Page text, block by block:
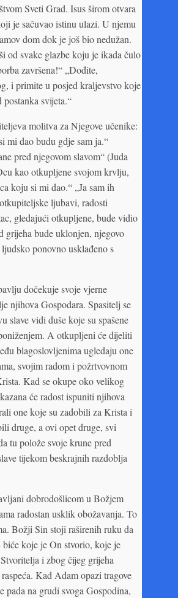
Sveti Grad. Isus širom otvara
je sačuvao istinu ulazi. U njemu
dom dok je još bio nedužan.
od svake glazbe koju je ikada čulo
završena!“ „Dođite,
i primite u posjed kraljevstvo koje
svijeta.“
molitva za Njegove učenike:
mi dao budu gdje sam ja.“
pred njegovom slavom“ (Juda
kao otkupljene svojom krvlju,
koju si mi dao.“ „Ja sam ih
ljubavi, radosti
gledajući otkupljene, bude vidio
grijeha bude uklonjen, njegovo
ponovno usklađeno s
dočekuje svoje vjerne
njihova Gospodara. Spasitelj se
slave vidi duše koje su spašene
A otkupljeni će dijeliti
blagoslovljenima ugledaju one
svojim radom i požrtvovnom
Kad se okupe oko velikog
će radost ispuniti njihova
one koje su zadobili za Krista i
druge, a ovi opet druge, svi
tu polože svoje krune pred
tijekom beskrajnih razdoblja
dobrodošlicom u Božjem
radostan usklik obožavanja. To
Božji Sin stoji raširenih ruku da
biće koje je On stvorio, koje je
i zbog čijeg grijeha
Kad Adam opazi tragove
pada na grudi svoga Gospodina,